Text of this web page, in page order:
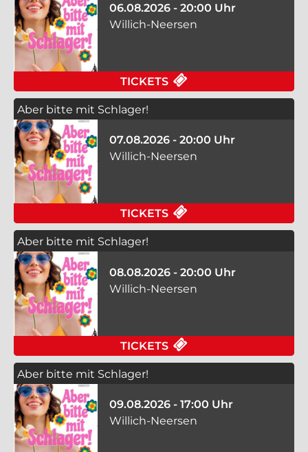
06.08.2026 - 20:00 Uhr
Willich-Neersen
TICKETS
Aber bitte mit Schlager!
07.08.2026 - 20:00 Uhr
Willich-Neersen
TICKETS
Aber bitte mit Schlager!
08.08.2026 - 20:00 Uhr
Willich-Neersen
TICKETS
Aber bitte mit Schlager!
09.08.2026 - 17:00 Uhr
Willich-Neersen